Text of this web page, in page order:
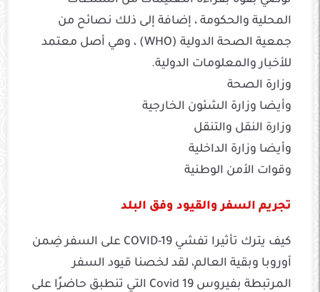
المحلية والحكومة ، إضافة إلى ذلك نصائح من
جمعية الصحة الدولية (WHO) ، وهي أصل معتمد
للأخبار والمعلومات الدولية.
وزارة الصحة
وأيضا وزارة الشئون الخارجية
وزارة النقل والتنقل
وأيضا وزارة الداخلية
وقوات الأمن الوطنية
تجريم السفر والقيود وفق البلد
كيف يترك تأثيرا تفشي COVID-19 على السفر ضِمن
أوروبا وبقية العالم، لقد لخصنا قيود السفر
المرتبطة بفيروس Covid 19 التي تنطبق حاضرًا على